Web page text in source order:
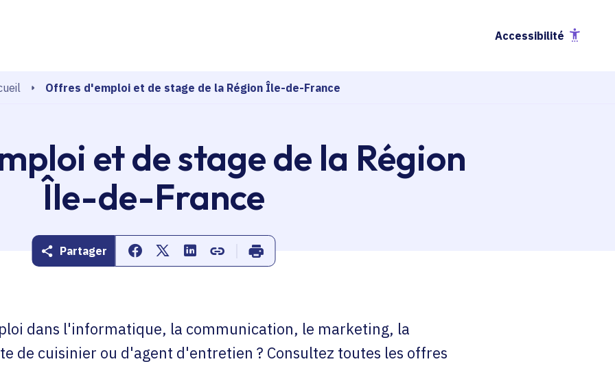
Accessibilité
Offres d'emploi et de stage de la Région Île-de-France
et de stage de la Région
Île-de-France
Partager Partager sur Facebook
Partager sur Twitter
Partager sur Linkedin
Copier dans le presse-papier
Imprimer
dans l'informatique, la communication, le marketing, la
de cuisinier ou d'agent d'entretien ? Consultez toutes les offres